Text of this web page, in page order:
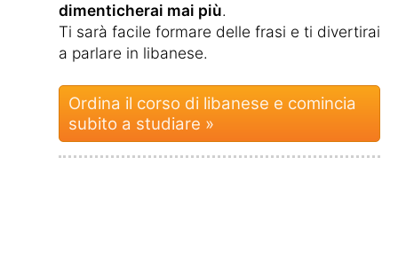
dimenticherai mai più.
Ti sarà facile formare delle frasi e ti divertirai
a parlare in libanese.
Ordina il corso di libanese e comincia
subito a studiare »